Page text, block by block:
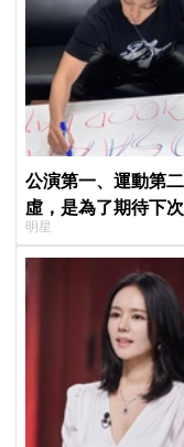
公演第一、運動第
虛，是為了期待下次
明星